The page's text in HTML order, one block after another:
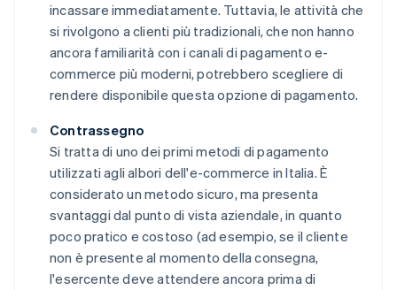
incassare immediatamente. Tuttavia, le attività che
si rivolgono a clienti più tradizionali, che non hanno
ancora familiarità con i canali di pagamento e-
commerce più moderni, potrebbero scegliere di
rendere disponibile questa opzione di pagamento.
Contrassegno
Si tratta di uno dei primi metodi di pagamento
utilizzati agli albori dell'e-commerce in Italia. È
considerato un metodo sicuro, ma presenta
svantaggi dal punto di vista aziendale, in quanto
poco pratico e costoso (ad esempio, se il cliente
non è presente al momento della consegna,
l'esercente deve attendere ancora prima di